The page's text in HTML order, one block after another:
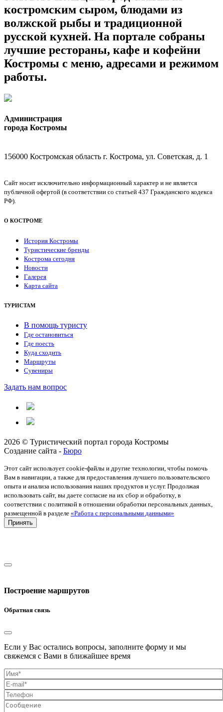
костромским сыром, блюдами из
волжской рыбы и традиционной
русской кухней. На портале собраны
лучшие рестораны, кафе и кофейни
Костромы с меню, адресами и режимом
работы.
Администрация
города Костромы
156000 Костромская область г. Кострома, ул. Советская, д. 1
Сайт носит исключительно информационный характер и не является
публичной офертой (в соответствии со статьей 437 Гражданского кодекса
РФ).
О КОСТРОМЕ
История Костромы
Туристические бренды
Кострома сегодня
Новости
Галерея
Карта сайта
ТУРИСТАМ
В помощь туристу
Где остановиться
Где поесть
Куда сходить
Маршруты
Сувениры
Задать нам вопрос
2026 © Туристический портал города Костромы
Создание сайта - Бюро
Этот сайт использует cookie-файлы и другие технологии, чтобы помочь
Вам в навигации, а также для предоставления лучшего пользовательского
опыта и анализа использования наших продуктов и услуг. Продолжая
использовать сайт, вы даете согласие на их сбор и обработку, в
соответствии с политикой в отношении обработки персональных данных,
размещенной в разделе «Работа с персональными данными»
Принять
Построение маршрутов
Обратная связь
Если у Вас остались вопросы, заполните форму и мы
свяжемся с Вами в ближайшее время